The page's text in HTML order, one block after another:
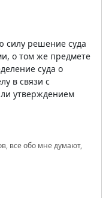
силу решение суда
о том же предмете
суда о
в связи с
утверждением
все обо мне думают,